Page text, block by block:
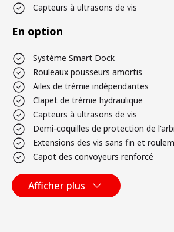
Capteurs à ultrasons de vis
En option
Système Smart Dock
Rouleaux pousseurs amortis
Ailes de trémie indépendantes
Clapet de trémie hydraulique
Capteurs à ultrasons de vis
Demi-coquilles de protection de
Extensions des vis sans fin et
Capot des convoyeurs renforcé
Afficher plus